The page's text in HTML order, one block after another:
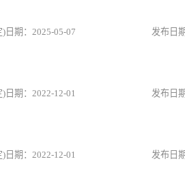
2025-05-07
2022-12-01
2022-12-01